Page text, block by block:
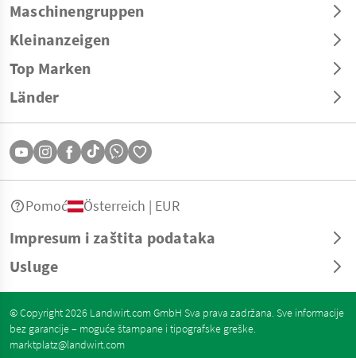
Maschinengruppen
Kleinanzeigen
Top Marken
Länder
Impresum i zaštita podataka
Usluge
Pomoć Österreich | EUR
© Copyright 2026 Landwirt.com GmbH Sva prava zadržana. Sve informacije
bez garancije – moguće štampane i tipografske greške.
marktplatz@landwirt.com